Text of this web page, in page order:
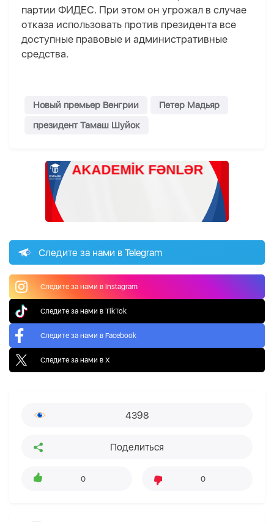
партии ФИДЕС. При этом он угрожал в случае
отказа использовать против президента все
доступные правовые и административные
средства.
Новый премьер Венгрии
Петер Мадьяр
президент Тамаш Шуйок
Следите за нами в Telegram
Следите за нами в Instagram
Следите за нами в TikTok
Следите за нами в Facebook
Следите за нами в X
4398
Поделиться
0 0